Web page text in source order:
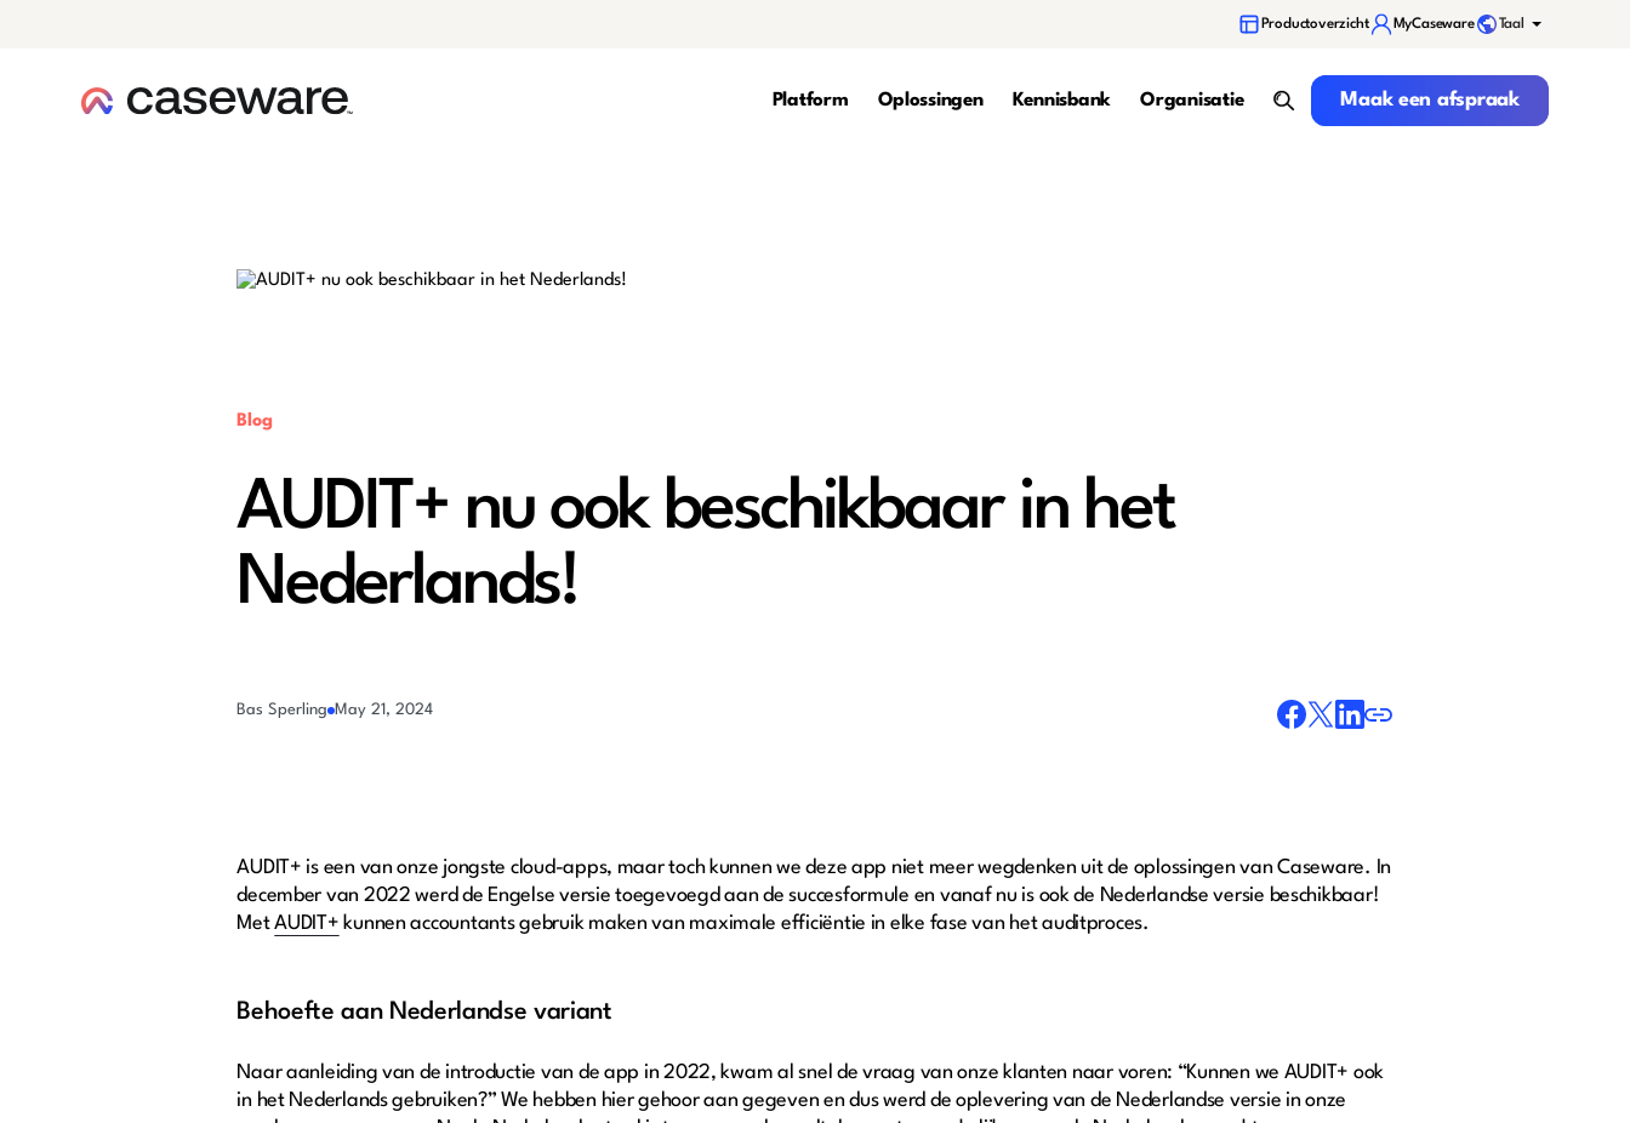
Productoverzicht MyCaseware Taal
Platform Oplossingen Kennisbank Organisatie
search
Maak een afspraak
Maak een afspraak
Blog
AUDIT+ nu ook beschikbaar in het
Nederlands!
Bas Sperling May 21, 2024
AUDIT+ is een van onze jongste cloud-apps, maar toch kunnen we deze app niet meer wegdenken uit de oplossingen van Caseware. In
december van 2022 werd de Engelse versie toegevoegd aan de succesformule en vanaf nu is ook de Nederlandse versie beschikbaar!
MetAUDIT+ kunnen accountants gebruik maken van maximale efficiëntie in elke fase van het auditproces.
Behoefte aan Nederlandse variant
Naar aanleiding van de introductie van de app in 2022, kwam al snel de vraag van onze klanten naar voren: “Kunnen we AUDIT+ ook
in het Nederlands gebruiken?” We hebben hier gehoor aan gegeven en dus werd de oplevering van de Nederlandse versie in onze